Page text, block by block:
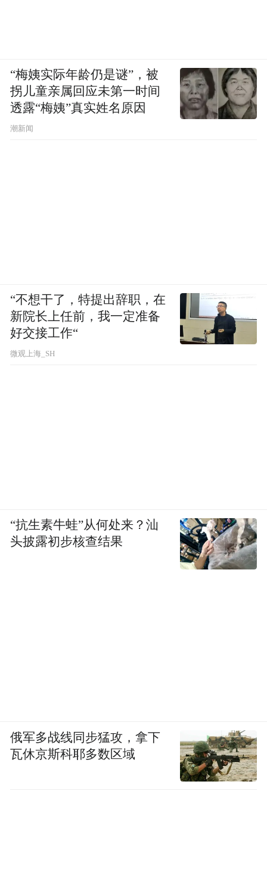
“梅姨实际年龄仍是谜”，被
拐儿童亲属回应未第一时间
透露“梅姨”真实姓名原因
潮新闻
“不想干了，特提出辞职，在
新院长上任前，我一定准备
好交接工作“
微观上海_SH
“抗生素牛蛙”从何处来？汕
头披露初步核查结果
俄军多战线同步猛攻，拿下
瓦休京斯科耶多数区域